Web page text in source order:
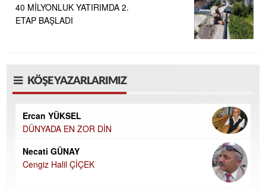
40 MİLYONLUK YATIRIMDA 2.
ETAP BAŞLADI
KÖŞE YAZARLARIMIZ
Ercan YÜKSEL
DÜNYADA EN ZOR DİN
Necati GÜNAY
Cengiz Halil ÇİÇEK